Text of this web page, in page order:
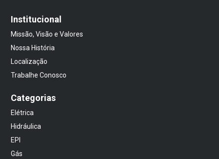
Institucional
Missão, Visão e Valores
Nossa História
Localização
Trabalhe Conosco
Categorias
Elétrica
Hidráulica
EPI
Gás